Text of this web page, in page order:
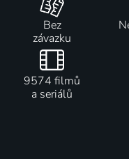
84 dílů
Studio 6
Bez
závazku
9574 filmů
a seriálů